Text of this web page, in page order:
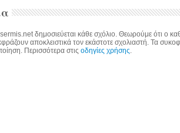
δημοσιεύεται κάθε σχόλιο. Θεωρούμε ότι ο
αποκλειστικά τον εκάστοτε σχολιαστή. Τα
Περισσότερα στιςοδηγίες χρήσης